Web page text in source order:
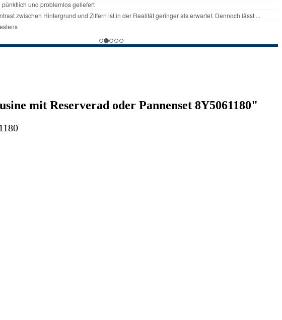
mit Reserverad oder Pannenset 8Y5061180"